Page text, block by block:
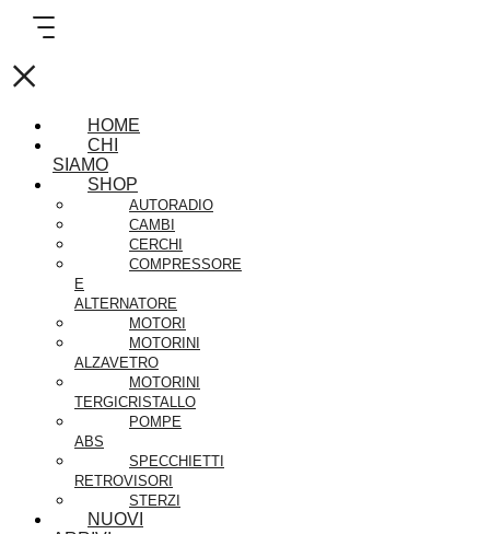
×
HOME
CHI
SIAMO
SHOP
AUTORADIO
CAMBI
CERCHI
COMPRESSORE
E
ALTERNATORE
MOTORI
MOTORINI
ALZAVETRO
MOTORINI
TERGICRISTALLO
POMPE
ABS
SPECCHIETTI
RETROVISORI
STERZI
NUOVI